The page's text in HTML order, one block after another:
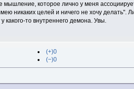
мышление, которое лично у меня
никаких целей и ничего не хочу делать".
то внутреннего демона. Увы.
(+)0
(−)0